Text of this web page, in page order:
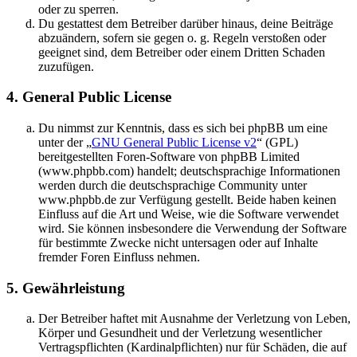
oder zu sperren.
Du gestattest dem Betreiber darüber hinaus, deine Beiträge
abzuändern, sofern sie gegen o. g. Regeln verstoßen oder
geeignet sind, dem Betreiber oder einem Dritten Schaden
zuzufügen.
4. General Public License
Du nimmst zur Kenntnis, dass es sich bei phpBB um eine
unter der „GNU General Public License v2“ (GPL)
bereitgestellten Foren-Software von phpBB Limited
(www.phpbb.com) handelt; deutschsprachige Informationen
werden durch die deutschsprachige Community unter
www.phpbb.de zur Verfügung gestellt. Beide haben keinen
Einfluss auf die Art und Weise, wie die Software verwendet
wird. Sie können insbesondere die Verwendung der Software
für bestimmte Zwecke nicht untersagen oder auf Inhalte
fremder Foren Einfluss nehmen.
5. Gewährleistung
Der Betreiber haftet mit Ausnahme der Verletzung von Leben,
Körper und Gesundheit und der Verletzung wesentlicher
Vertragspflichten (Kardinalpflichten) nur für Schäden, die auf